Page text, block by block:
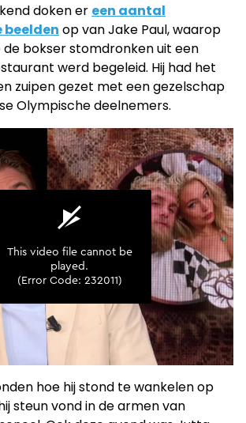
doken er een aantal
beelden op van Jake Paul, waarop
de bokser stomdronken uit een
werd begeleid. Hij had het
zuipen gezet met een gezelschap
Olympische deelnemers.
hoe hij stond te wankelen op
steun vond in de armen van